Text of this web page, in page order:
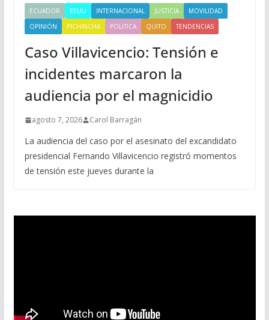
ECUADOR EEUU INTERNACIONAL JUSTICIA
MOVILIDAD
OPINIÓN
PICHINCHA POLITICA QUITO TENDENCIAS
Caso Villavicencio: Tensión e
incidentes marcaron la
audiencia por el magnicidio
agosto 7, 2026 Carol Barragán
La audiencia del caso por el asesinato del excandidato
presidencial Fernando Villavicencio registró momentos
de tensión este jueves durante la